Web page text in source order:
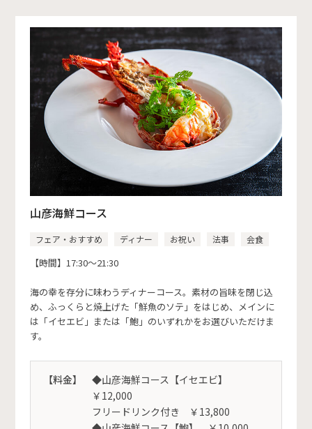
山彦海鮮コース
フェア・おすすめ ディナー お祝い 法事 会食
【時間】17:30～21:30
海の幸を存分に味わうディナーコース。素材の旨味を閉じ込
め、ふっくらと焼上げた「鮮魚のソテ」をはじめ、メインに
は「イセエビ」または「鮑」のいずれかをお選びいただけま
す。
【料金】
◆山彦海鮮コース【イセエビ】
￥12,000
フリードリンク付き ￥13,800